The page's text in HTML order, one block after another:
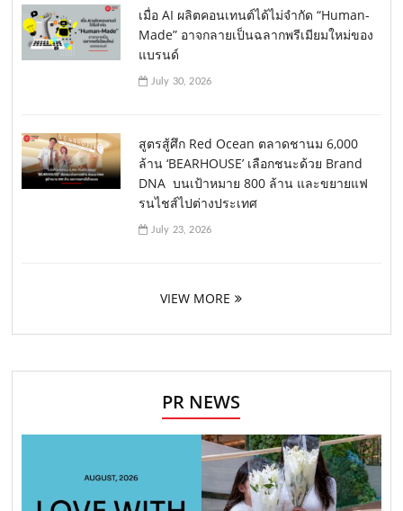
เมื่อ AI ผลิตคอนเทนต์ได้ไม่จำกัด “Human-
Made” อาจกลายเป็นฉลากพรีเมียมใหม่ของ
แบรนด์
July 30, 2026
สูตรสู้ศึก Red Ocean ตลาดชานม 6,000
ล้าน ‘BEARHOUSE’ เลือกชนะด้วย Brand
DNA บนเป้าหมาย 800 ล้าน และขยายแฟ
รนไชส์ไปต่างประเทศ
July 23, 2026
VIEW MORE
PR NEWS